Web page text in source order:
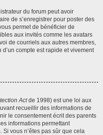
du forum peut avoir
de s’enregistrer pour poster des
permet de bénéficier de
aux invités comme les avatars
de courriels aux autres membres,
d’un compte est rapide et vivement
Actde 1998) est une loi aux
recueillir des informations de
le consentement écrit des parents
informations permettant
vous n’êtes pas sûr que cela